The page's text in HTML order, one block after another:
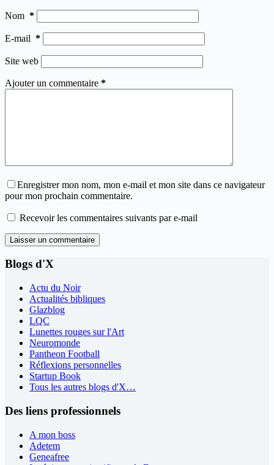
Nom *
E-mail *
Site web
Ajouter un commentaire *
Enregistrer mon nom, mon e-mail et mon site dans ce navigateur
pour mon prochain commentaire.
Recevoir les commentaires suivants par e-mail
Laisser un commentaire
Blogs d'X
Actu du Noir
Actualités bibliques
Glazblog
LQC
Lunettes rouges sur l'Art
Neuromonde
Pantheon Football
Réflexions personnelles
Startup Book
Tous les autres blogs d'X…
Des liens professionnels
A mon boss
Adetem
Geneafree